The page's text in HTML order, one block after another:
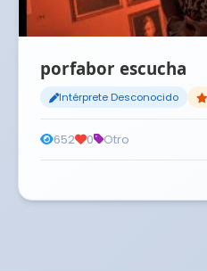
porfabor escucha
Intérprete Desconocido
652 0 Otro